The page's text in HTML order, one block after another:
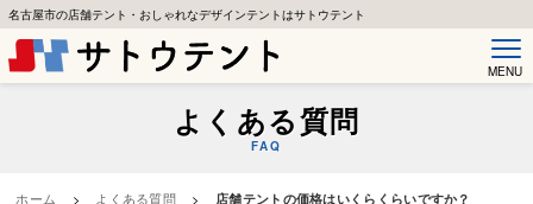
名古屋市の店舗テント・おしゃれなデザインテントはサトウテント
MENU
よくある質問
FAQ
ホーム > よくある質問 > 店舗テントの価格はいくらくらいですか？